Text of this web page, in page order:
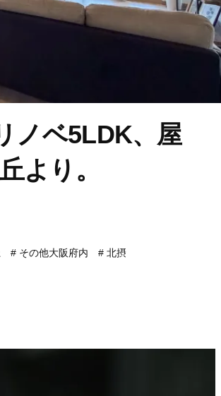
ノベ5LDK、屋
より。
その他大阪府内
北摂